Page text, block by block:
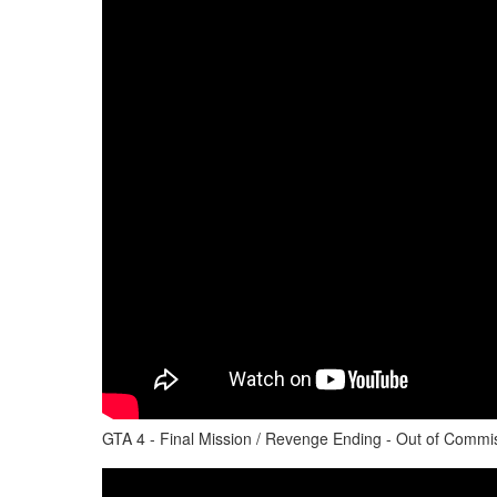
GTA 4 - Final Mission / Revenge Ending - Out of